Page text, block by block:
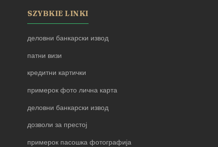
SZYBKIE LINKI
деловни банкарски извод
патни визи
кредитни картички
примерок фото лична карта
деловни банкарски извод
дозволи за престој
примерок пасошка фотографија